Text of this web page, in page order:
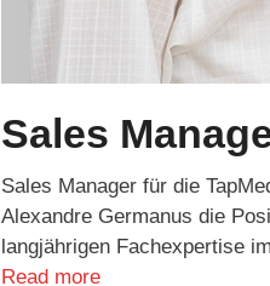
Sales
Sales Manager für die
Alexandre Germanus die
langjährigen Fachexpertise
Read more